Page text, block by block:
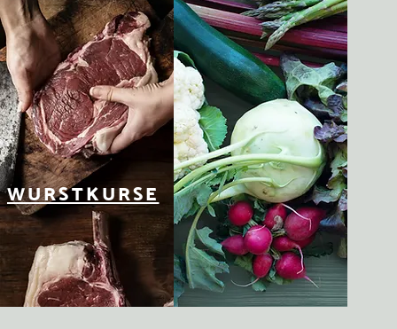
WURSTKURSE